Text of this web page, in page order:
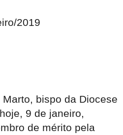
2019
bispo da Diocese
9 de janeiro,
de mérito pela